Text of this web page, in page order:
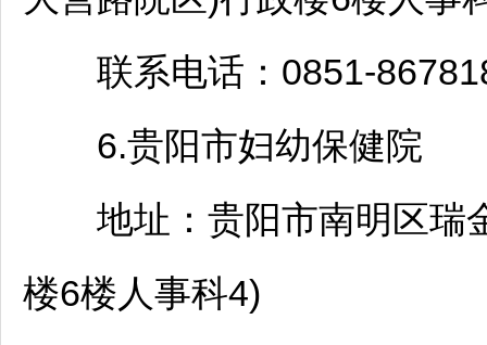
联系电话：0851-
6.贵阳市妇幼保健院
地址： 贵阳市南明 区瑞
楼6楼人事科4)